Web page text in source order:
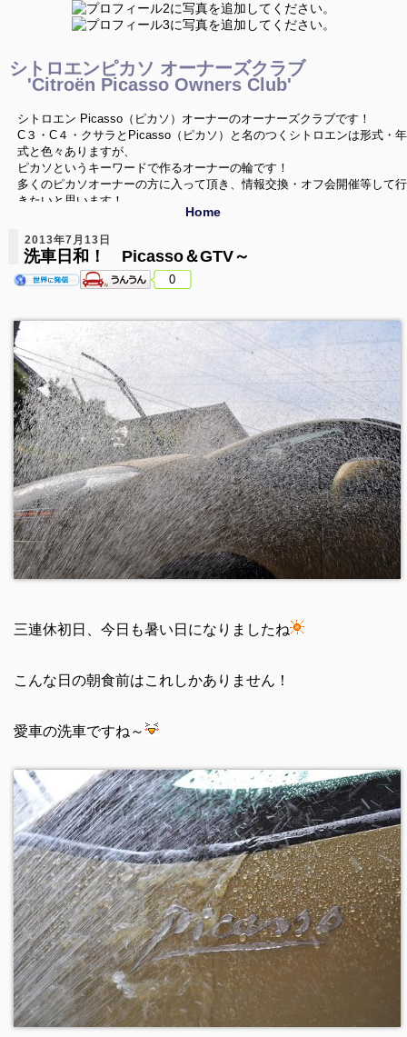
シトロエンピカソ オーナーズクラブ
'Citroën Picasso Owners Club'
シトロエン Picasso（ピカソ）オーナーのオーナーズクラブです！
C３・C４・クサラとPicasso（ピカソ）と名のつくシトロエンは形式・年
式と色々ありますが、
ピカソというキーワードで作るオーナーの輪です！
多くのピカソオーナーの方に入って頂き、情報交換・オフ会開催等して行
きたいと思います！
ご興味を持たれたPicassoオーナーの方は是非どうぞ！
Home
2013年7月13日
洗車日和！ Picasso＆GTV～
0
三連休初日、今日も暑い日になりましたね
こんな日の朝食前はこれしかありません！
愛車の洗車ですね～